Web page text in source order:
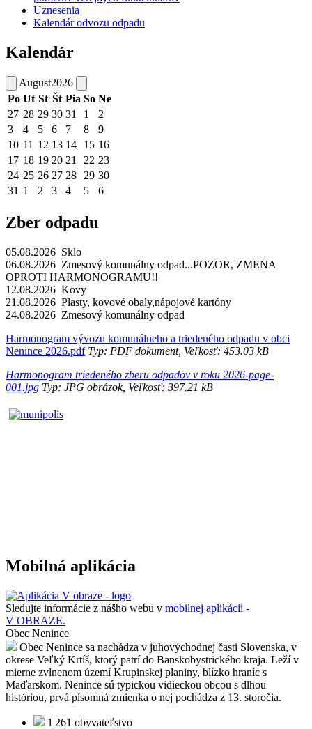
Uznesenia
Kalendár odvozu odpadu
Kalendár
August2026
Po Ut St Št Pia So Ne
27 28 29 30 31 1
2
3
4 5 6 7 8
9
10 11 12 13 14 15 16
17 18 19 20 21 22 23
24 25 26 27 28 29 30
31 1 2 3 4 5 6
Zber odpadu
05.08.2026 Sklo
06.08.2026 Zmesový komunálny odpad...POZOR, ZMENA
OPROTI HARMONOGRAMU!!
12.08.2026 Kovy
21.08.2026 Plasty, kovové obaly,nápojové kartóny
24.08.2026 Zmesový komunálny odpad
Harmonogram vývozu komunálneho a triedeného odpadu v obci
Nenince 2026.pdfTyp: PDF dokument, Veľkosť: 453.03 kB
Harmonogram triedeného zberu odpadov v roku 2026-page-
001.jpg Typ: JPG obrázok, Veľkosť: 397.21 kB
Mobilná aplikácia
Sledujte informácie z nášho webu v mobilnej aplikácii -
V OBRAZE.
Obec Nenince
Obec Nenince sa nachádza v juhovýchodnej časti Slovenska, v
okrese Veľký Krtíš, ktorý patrí do Banskobystrického kraja. Leží v
mierne zvlnenom území Krupinskej planiny, blízko hraníc s
Maďarskom. Nenince sú typickou vidieckou obcou s dlhou
históriou, prvá písomná zmienka o nej pochádza z 13. storočia.
1 261 obyvateľstvo